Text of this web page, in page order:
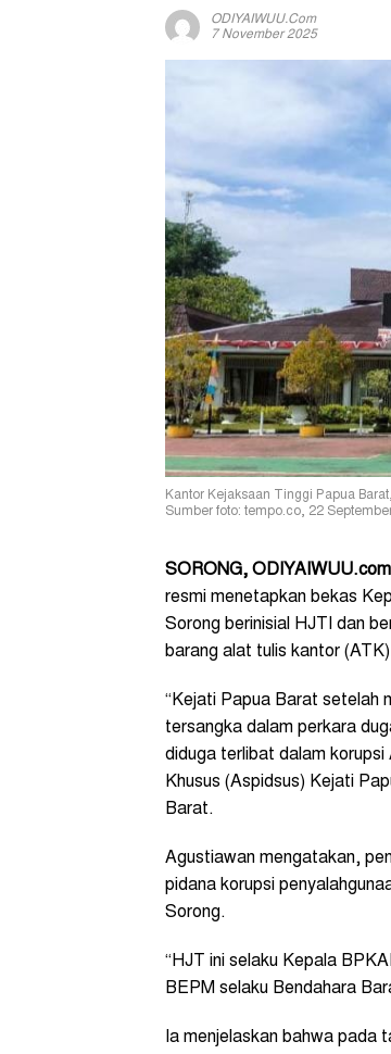
ODIYAIWUU.com
7 November 2025
Kantor Kejaksaan Tinggi Papua
Sumber foto: tempo.co, 22
SORONG, ODIYAIWUU.com
resmi menetapkan bekas
Sorong berinisial HJTI dan
barang alat tulis kantor
“Kejati Papua Barat setelah
tersangka dalam perkara
diduga terlibat dalam korupsi
Khusus (Aspidsus) Kejati
Barat.
Agustiawan mengatakan,
pidana korupsi
Sorong.
“HJT ini selaku Kepala
BEPM selaku Bendahara
Ia menjelaskan bahwa pada